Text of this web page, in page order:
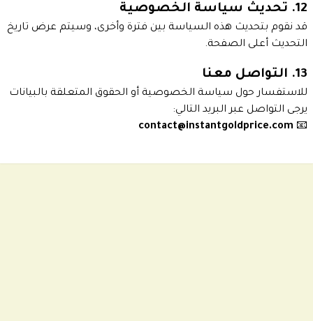
12. تحديث سياسة الخصوصية
قد نقوم بتحديث هذه السياسة بين فترة وأخرى، وسيتم عرض تاريخ
التحديث أعلى الصفحة.
13. التواصل معنا
للاستفسار حول سياسة الخصوصية أو الحقوق المتعلقة بالبيانات
يرجى التواصل عبر البريد التالي:
📧
contact@instantgoldprice.com